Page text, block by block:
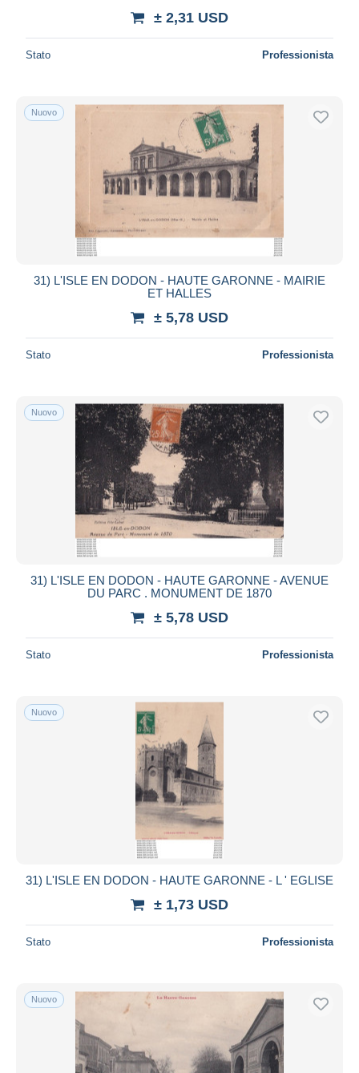
± 2,31 USD
Stato Professionista
Nuovo
31) L'ISLE EN DODON - HAUTE GARONNE - MAIRIE
ET HALLES
± 5,78 USD
Stato Professionista
Nuovo
31) L'ISLE EN DODON - HAUTE GARONNE - AVENUE
DU PARC . MONUMENT DE 1870
± 5,78 USD
Stato Professionista
Nuovo
31) L'ISLE EN DODON - HAUTE GARONNE - L ' EGLISE
± 1,73 USD
Stato Professionista
Nuovo